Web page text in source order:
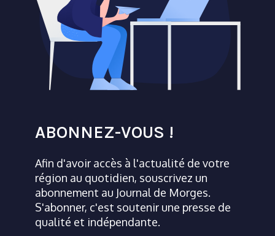
ABONNEZ-VOUS !
Afin d'avoir accès à l'actualité de votre
région au quotidien, souscrivez un
abonnement au Journal de Morges.
S'abonner, c'est soutenir une presse de
qualité et indépendante.